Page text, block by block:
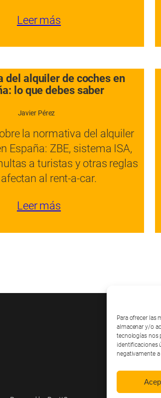
Para ofrecer las
almacenar y/o
tecnologías nos
identificaciones
negativamente
Leer más
del alquiler de coches en
lo que debes saber
Javier Pérez
la normativa del alquiler
España: ZBE, sistema ISA,
a turistas y otras reglas
al rent-a-car.
Leer más